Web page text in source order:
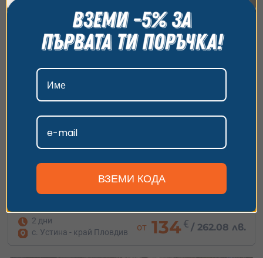
приключение до Пловдив
Бягство от града с доза адреналин, природа и романтика
2 дни
с. Устина - край Пловдив
от 134€ /262.08 лв.
всички бисквитки, да откажете всички или да
изберете предпочитания. За повече информация
относно начина, по който обработваме вашите
данни, моля, посетете нашата страница за
поверителност.
ВЗЕМИ КОДА